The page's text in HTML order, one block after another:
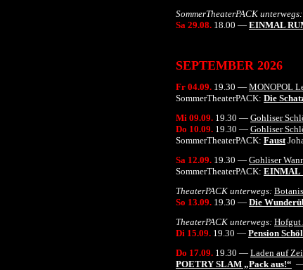
SommerTheaterPACK unterwegs:
Sa 29.08. 18.00 — EINMAL
SEPTEMBER2026
Fr 04.09. 19.30 — MONOPOL
SommerTheaterPACK: Die
Mi 09.09. 19.30 — Gohliser
Do 10.09. 19.30 — Gohliser
SommerTheaterPACK: Faust
Sa 12.09. 19.30 — Gohliser
SommerTheaterPACK: EINMAL
TheaterPACK unterwegs:
So 13.09. 19.30 — Die
TheaterPACK unterwegs: Hofgut
Di 15.09. 19.30 — Pension
Do 17.09. 19.30 — Laden auf
POETRY SLAM „Pack aus!“ —